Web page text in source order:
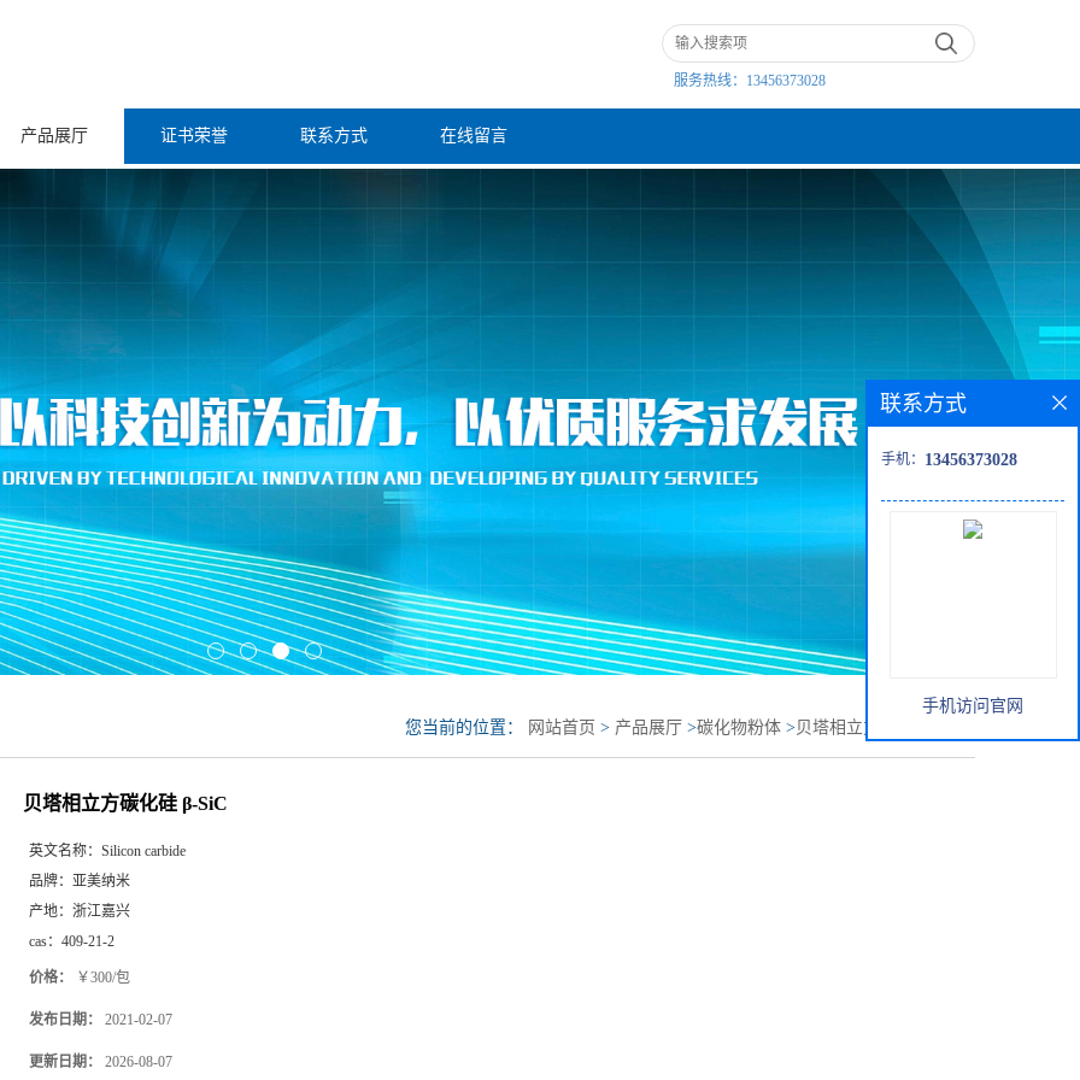
服务热线： 13456373028
产品展厅 证书荣誉 联系方式 在线留言
您当前的位置： 网站首页 产品展厅 碳化物粉体 贝塔相立方碳化硅 β-SiC
贝塔相立方碳化硅 β-SiC
英文名称：
品牌： 亚美纳米
产地： 浙江嘉兴
价格： ￥300/包
发布日期：
更新日期：
联系方式
手机： 13456373028
手机访问官网